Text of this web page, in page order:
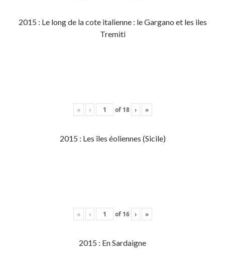
2015 : Le long de la cote italienne : le Gargano et les iles
Tremiti
« ‹ of 18 › »
2015 : Les îles éoliennes (Sicile)
« ‹ of 16 › »
2015 : En Sardaigne